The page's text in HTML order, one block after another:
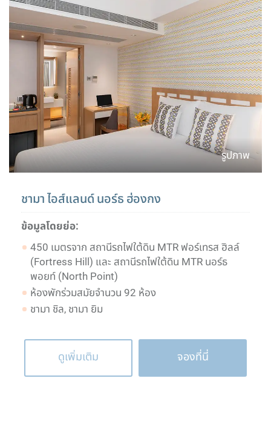
รูปภาพ
ชามา ไอส์แลนด์ นอร์ธ ฮ่องกง
ข้อมูลโดยย่อ:
450 เมตรจาก สถานีรถไฟใต้ดิน MTR ฟอร์เทรส ฮิลล์
(Fortress Hill) และ สถานีรถไฟใต้ดิน MTR นอร์ธ
พอยท์ (North Point)
ห้องพักร่วมสมัยจำนวน 92 ห้อง
ชามา ชิล, ชามา ยิม
ดูเพิ่มเติม จองที่นี่